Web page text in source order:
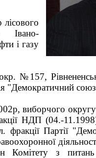
Івано-
і газу
№157,
"Демократичний
виборчого
НДП (04.-
фракції Партії
з питань